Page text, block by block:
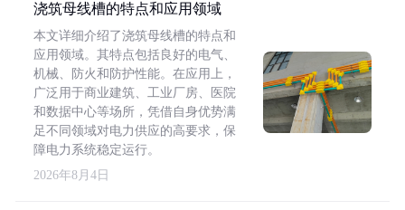
浇筑母线槽的特点和应用领域
本文详细介绍了浇筑母线槽的特点和
应用领域。其特点包括良好的电气、
机械、防火和防护性能。在应用上，
广泛用于商业建筑、工业厂房、医院
和数据中心等场所，凭借自身优势满
足不同领域对电力供应的高要求，保
障电力系统稳定运行。
2026年8月4日